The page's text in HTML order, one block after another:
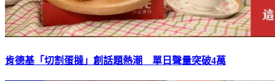
肯德基「切割蛋撻」創話題熱潮 單日聲量突破4萬